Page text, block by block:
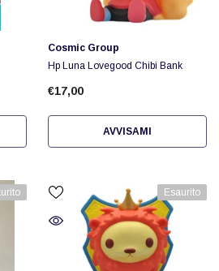
Fornitore:
Cosmic Group
Hp Luna Lovegood Chibi Bank
€17,00
AVVISAMI
Esaurito